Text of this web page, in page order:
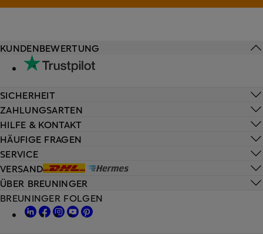
HILFE & KONTAKT
HÄUFIGE FRAGEN
SERVICE
VERSAND
KUNDENBEWERTUNG
SICHERHEIT
ZAHLUNGSARTEN
ÜBER BREUNINGER
BREUNINGER FOLGEN